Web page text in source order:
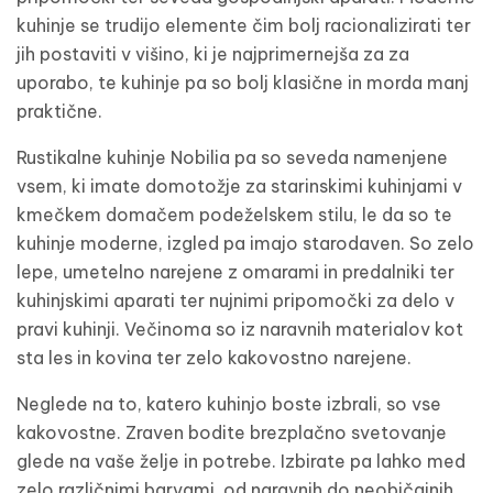
kuhinje se trudijo elemente čim bolj racionalizirati ter
jih postaviti v višino, ki je najprimernejša za za
uporabo, te kuhinje pa so bolj klasične in morda manj
praktične.
Rustikalne kuhinje Nobilia pa so seveda namenjene
vsem, ki imate domotožje za starinskimi kuhinjami v
kmečkem domačem podeželskem stilu, le da so te
kuhinje moderne, izgled pa imajo starodaven. So zelo
lepe, umetelno narejene z omarami in predalniki ter
kuhinjskimi aparati ter nujnimi pripomočki za delo v
pravi kuhinji. Večinoma so iz naravnih materialov kot
sta les in kovina ter zelo kakovostno narejene.
Neglede na to, katero kuhinjo boste izbrali, so vse
kakovostne. Zraven bodite brezplačno svetovanje
glede na vaše želje in potrebe. Izbirate pa lahko med